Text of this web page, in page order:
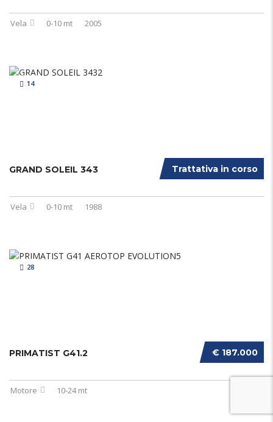
Vela 0-10 mt 2005
14
Trattativa in corso
GRAND SOLEIL 343
Vela 0-10 mt 1988
28
€ 187.000
PRIMATIST G41.2
Motore 10-24 mt